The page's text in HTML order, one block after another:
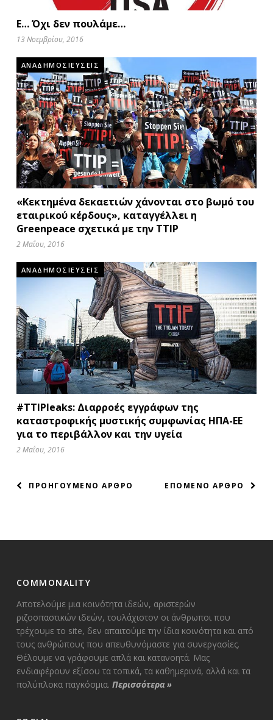
Ε… Όχι δεν πουλάμε…
13 Νοεμβρίου, 2016
ΑΝΑΔΗΜΟΣΙΕΥΣΕΙΣ
«Κεκτημένα δεκαετιών χάνονται στο βωμό του
εταιρικού κέρδους», καταγγέλλει η
Greenpeace σχετικά με την TTIP
2 Μαΐου, 2016
ΑΝΑΔΗΜΟΣΙΕΥΣΕΙΣ
#TTIPleaks: Διαρροές εγγράφων της
καταστροφικής μυστικής συμφωνίας ΗΠΑ-ΕΕ
για το περιβάλλον και την υγεία
2 Μαΐου, 2016
ΠΛΟΗΓΗΣΗ
ΕΠΟΜΕΝΟ ΑΡΘΡΟ
ΠΡΟΗΓΟΥΜΕΝΟ ΑΡΘΡΟ
COMMONALITY
Αποτελούμε μια κοινότητα ιδεών, αριστερών
ριζοσπαστικών ιδεών, τουλάχιστον οι άνθρωποι που
τρέχουμε το site, δεν απαιτούμε την ίδια κοινότητα και από
τους ανθρώπους που απευθυνόμαστε για συνεργασίες.
Θέλουμε να γράφουμε απλά και κατανοητά. Μας
ενδιαφέρουν εξίσου τα τοπικά, τα καθημερινά, αλλά και τα
πολύπλοκα παγκόσμια. Περισσότερα»